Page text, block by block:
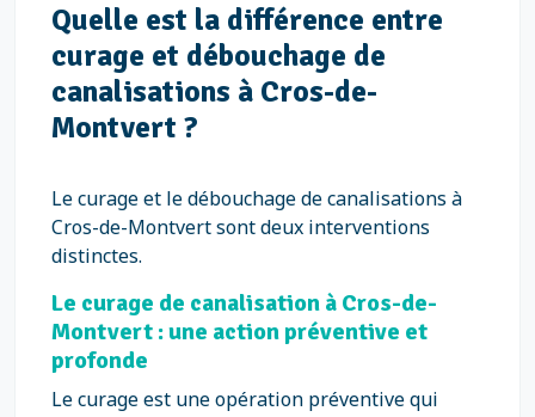
Quelle est la différence entre
curage et débouchage de
canalisations à Cros-de-
Montvert ?
Le curage et le débouchage de canalisations à
Cros-de-Montvert sont deux interventions
distinctes.
Le curage de canalisation à Cros-de-
Montvert : une action préventive et
profonde
Le curage est une opération préventive qui